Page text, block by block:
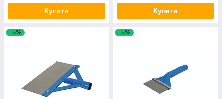
Купити Купити
–5% –5%